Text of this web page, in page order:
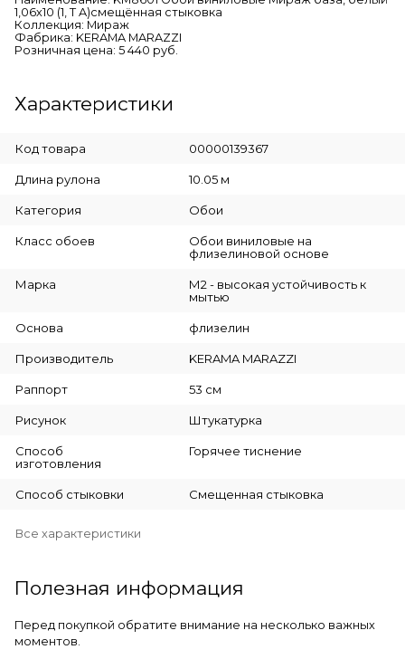
1,06х10 (1, Т A)смещённая стыковка
Коллекция: Мираж
Фабрика: KERAMA MARAZZI
Розничная цена: 5 440 руб.
Характеристики
Код товара 00000139367
Длина рулона 10.05 м
Категория Обои
Класс обоев
Обои виниловые на
флизелиновой основе
Марка
М2 - высокая устойчивость к
мытью
Основа флизелин
Производитель KERAMA MARAZZI
Раппорт 53 см
Рисунок Штукатурка
Способ
изготовления
Горячее тиснение
Способ стыковки Смещенная стыковка
Все характеристики
Полезная информация
Перед покупкой обратите внимание на несколько важных
моментов.